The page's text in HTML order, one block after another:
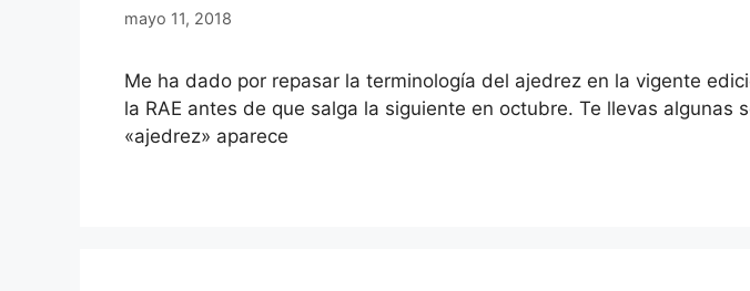
mayo 11, 2018
Me ha dado por repasar la terminología del ajedrez en la vigente
la RAE antes de que salga la siguiente en octubre. Te llevas algunas
«ajedrez» aparece